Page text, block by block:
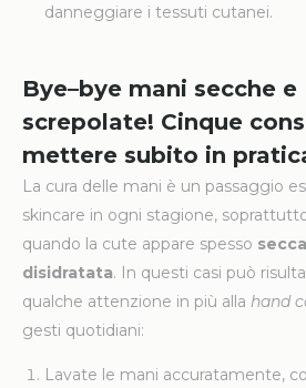
danneggiare i tessuti cutanei.
Bye–bye mani secche e
screpolate! Cinque
mettere subito in
La cura delle mani è un passaggio
skincare in ogni stagione,
quando la cute appare spesso secca
disidratata. In questi casi può
qualche attenzione in più alla hand
gesti quotidiani:
Lavate le mani accuratamente,